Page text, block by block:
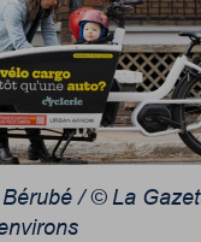
/ © La